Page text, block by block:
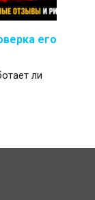
его
ли